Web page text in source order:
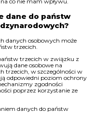
dane do państw
danych osobowych może
trzecich.
trzecich w związku z
dane osobowe na
trzecich, w szczególności w
odpowiedni poziom ochrony
zgodności
poprzez korzystanie ze
danych do państw